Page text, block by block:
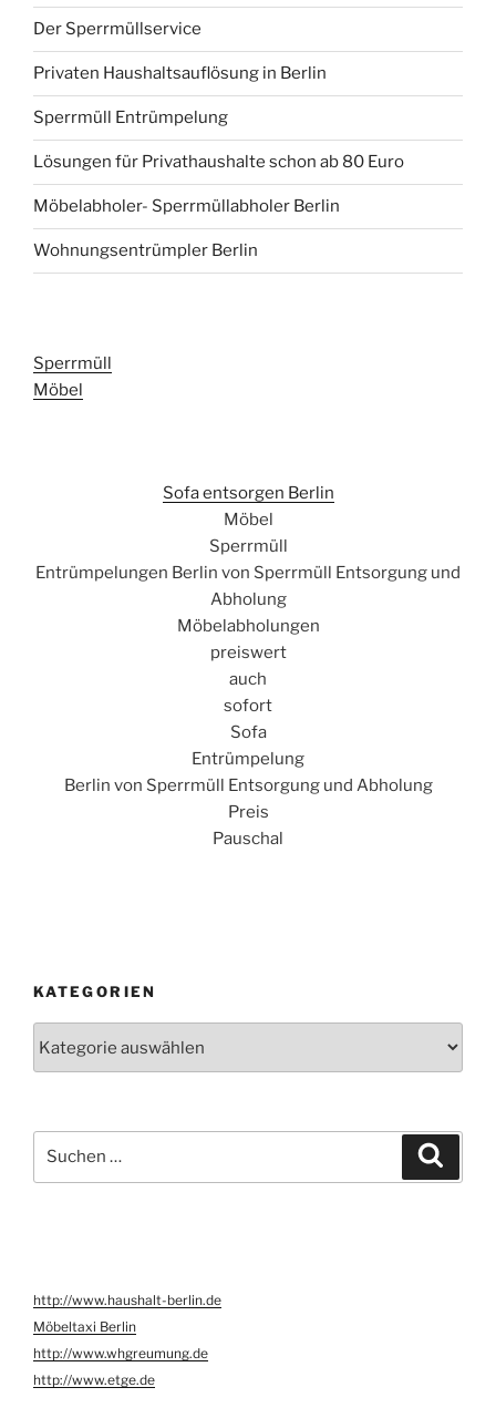
Der Sperrmüllservice
Privaten Haushaltsauflösung in Berlin
Sperrmüll Entrümpelung
Lösungen für Privathaushalte schon ab 80 Euro
Möbelabholer- Sperrmüllabholer Berlin
Wohnungsentrümpler Berlin
Sperrmüll
Möbel
Sofa entsorgen Berlin
Möbel
Sperrmüll
Entrümpelungen Berlin von Sperrmüll Entsorgung und
Abholung
Möbelabholungen
preiswert
auch
sofort
Sofa
Entrümpelung
Berlin von Sperrmüll Entsorgung und Abholung
Preis
Pauschal
KATEGORIEN
nach:
http://www.haushalt-berlin.de
Möbeltaxi Berlin
http://www.whgreumung.de
http://www.etge.de